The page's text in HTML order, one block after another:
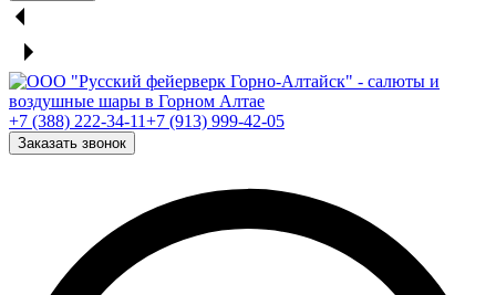
+7 (388) 222-34-11+7 (913) 999-42-05
Заказать звонок